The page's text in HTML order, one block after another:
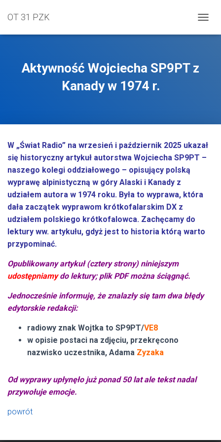
OT 31 PZK
Aktywność Wojciecha SP9PT z
Kanady w 1974 r.
W „Świat Radio” na wrzesień i październik 2025 ukazał
się historyczny artykuł autorstwa Wojciecha SP9PT –
naszego kolegi oddziałowego – opisujący polską
wyprawę alpinistyczną w góry Alaski i Kanady z
udziałem autora w 1974 roku. Była to wyprawa, która
dała zaczątek wyprawom krótkofalarskim DX z
udziałem polskiego krótkofalowca. Zachęcamy do
lektury ww. artykułu, gdyż jest to historia którą warto
przypominać.
Opublikowany artykuł (cztery strony) niniejszym
udostępniamydo lektury; plik PDF można ściągnąć.
Jednocześnie informuję, że znalazły się tam dwa błędy
edytorskie redakcji:
radiowy znak Wojtka to SP9PT/VE8
w opisie postaci na zdjęciu, przekręcono
nazwisko uczestnika, Adama Zyzaka
Od wyprawy upłynęło już ponad 50 lat ale tekst nadal
przywołuje emocje.
powrót